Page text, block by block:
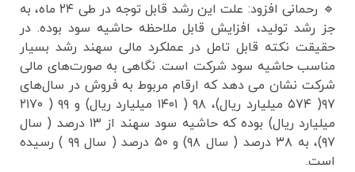
🔹 رحمانی افزود: علت این رشد قابل توجه در طی ۲۴ ماه، به
جز رشد تولید، افزایش قابل ملاحظه حاشیه سود بوده. در
حقیقت نکته قابل تامل در عملکرد مالی سهند رشد بسیار
مناسب حاشیه سود شرکت است. نگاهی به صورت‌های مالی
شرکت نشان می دهد که ارقام مربوط به فروش در سال‌های
۹۷( ۵۷۴ میلیارد ریال)، ۹۸ ( ۱۴۰۱ میلیارد ریال) و ۹۹ ( ۲۱۷۰
میلیارد ریال) بوده که حاشیه سود سهند از ۱۳ درصد ( سال
۹۷)، به ۳۸ درصد ( سال ۹۸) و ۵۰ درصد ( سال ۹۹ ) رسیده
است.